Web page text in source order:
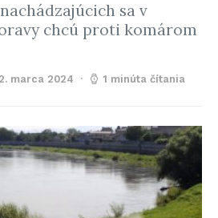
sa v
chcú proti komárom
marca 2024 1 minúta čítania